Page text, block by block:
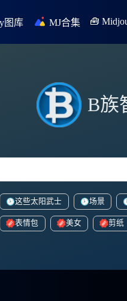
图库 MJ合集 🧰
B族
这些太阳武士 场景
表情包 美女 剪纸